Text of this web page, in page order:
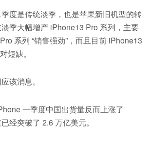
度是传统淡季，也是苹果新旧机型的转
季大幅增产 iPhone13 Pro 系列，主要
系列 “销售强劲”，而且目前 iPhone13
短缺。
该消息。
一季度中国出货量反而上涨了
经突破了 2.6 万亿美元。